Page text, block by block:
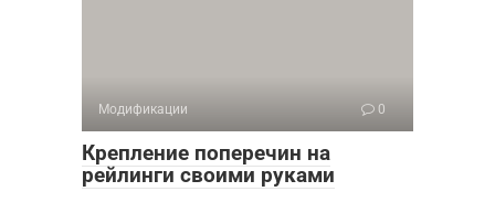
Модификации 0
Крепление поперечин на
рейлинги своими руками